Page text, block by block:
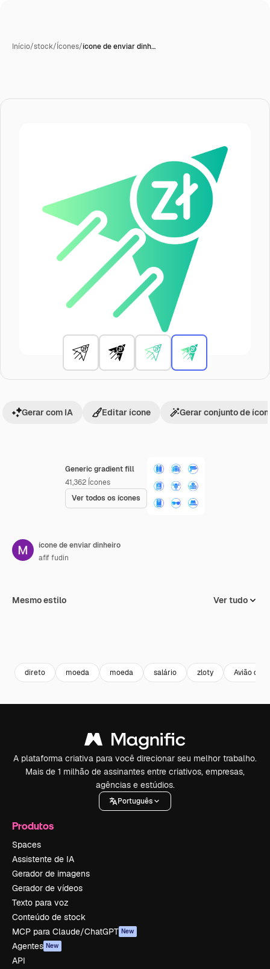
Início/stock/Ícones/ícone de enviar dinh…
Generic gradient fill
41,362 Ícones
Ver todos os ícones
Gerar com IA Editar ícone Gerar conjunto de
ícone de enviar dinheiro
afif fudin
Mesmo estilo Ver tudo
direto moeda moeda salário zloty Avião de
A plataforma criativa para você direcionar seu melhor trabalho.
Mais de 1 milhão de assinantes entre criativos, empresas,
agências e estúdios.
Português
Produtos
Spaces
Assistente de IA
Gerador de imagens
Gerador de vídeos
Texto para voz
Conteúdo de stock
MCP para Claude/ChatGPT New
Agentes New
API